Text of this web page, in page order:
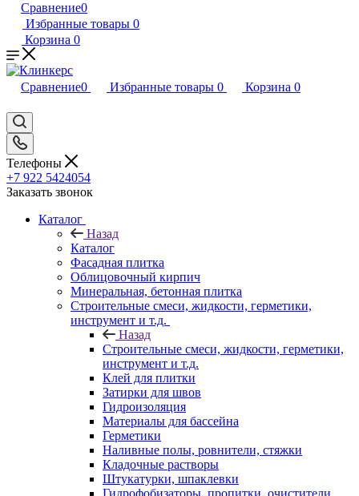
Сравнение0
Избранные товары 0
Корзина 0
Сравнение0 Избранные товары 0 Корзина 0
Телефоны
+7 922 5424054
Заказать звонок
Каталог
Назад
Каталог
Фасадная плитка
Облицовочный кирпич
Минеральная, бетонная плитка
Строительные смеси, жидкости, герметики,
инструмент и т.д.
Назад
Строительные смеси, жидкости, герметики,
инструмент и т.д.
Клей для плитки
Затирки для швов
Гидроизоляция
Материалы для бассейна
Герметики
Наливные полы, ровнители, стяжки
Кладочные растворы
Штукатурки, шпаклевки
Гидрофобизаторы, пропитки, очистители